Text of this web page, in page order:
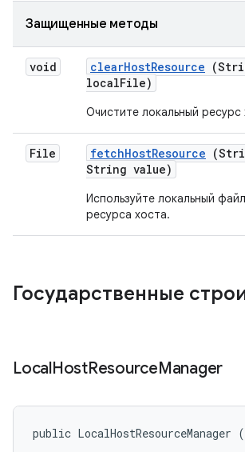
Защищенные методы
void clearHostResource
localFile)
Очистите локальный ресурс
File fetchHostResource
String value)
Используйте локальный
ресурса хоста.
Государственные
LocalHostResourceManager
public LocalHostResourceManager